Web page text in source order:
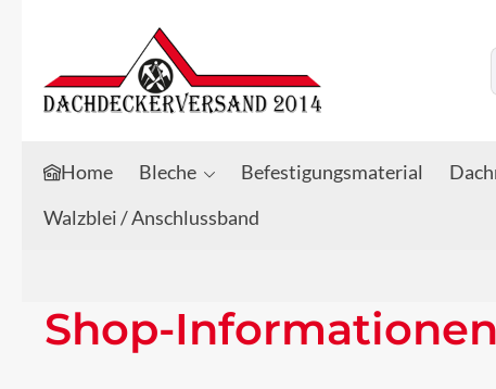
Zum Hauptinhalt springen
Zur Suche springen
Home Bleche Befestigungsmaterial
Walzblei / Anschlussband
Shop-Informationen